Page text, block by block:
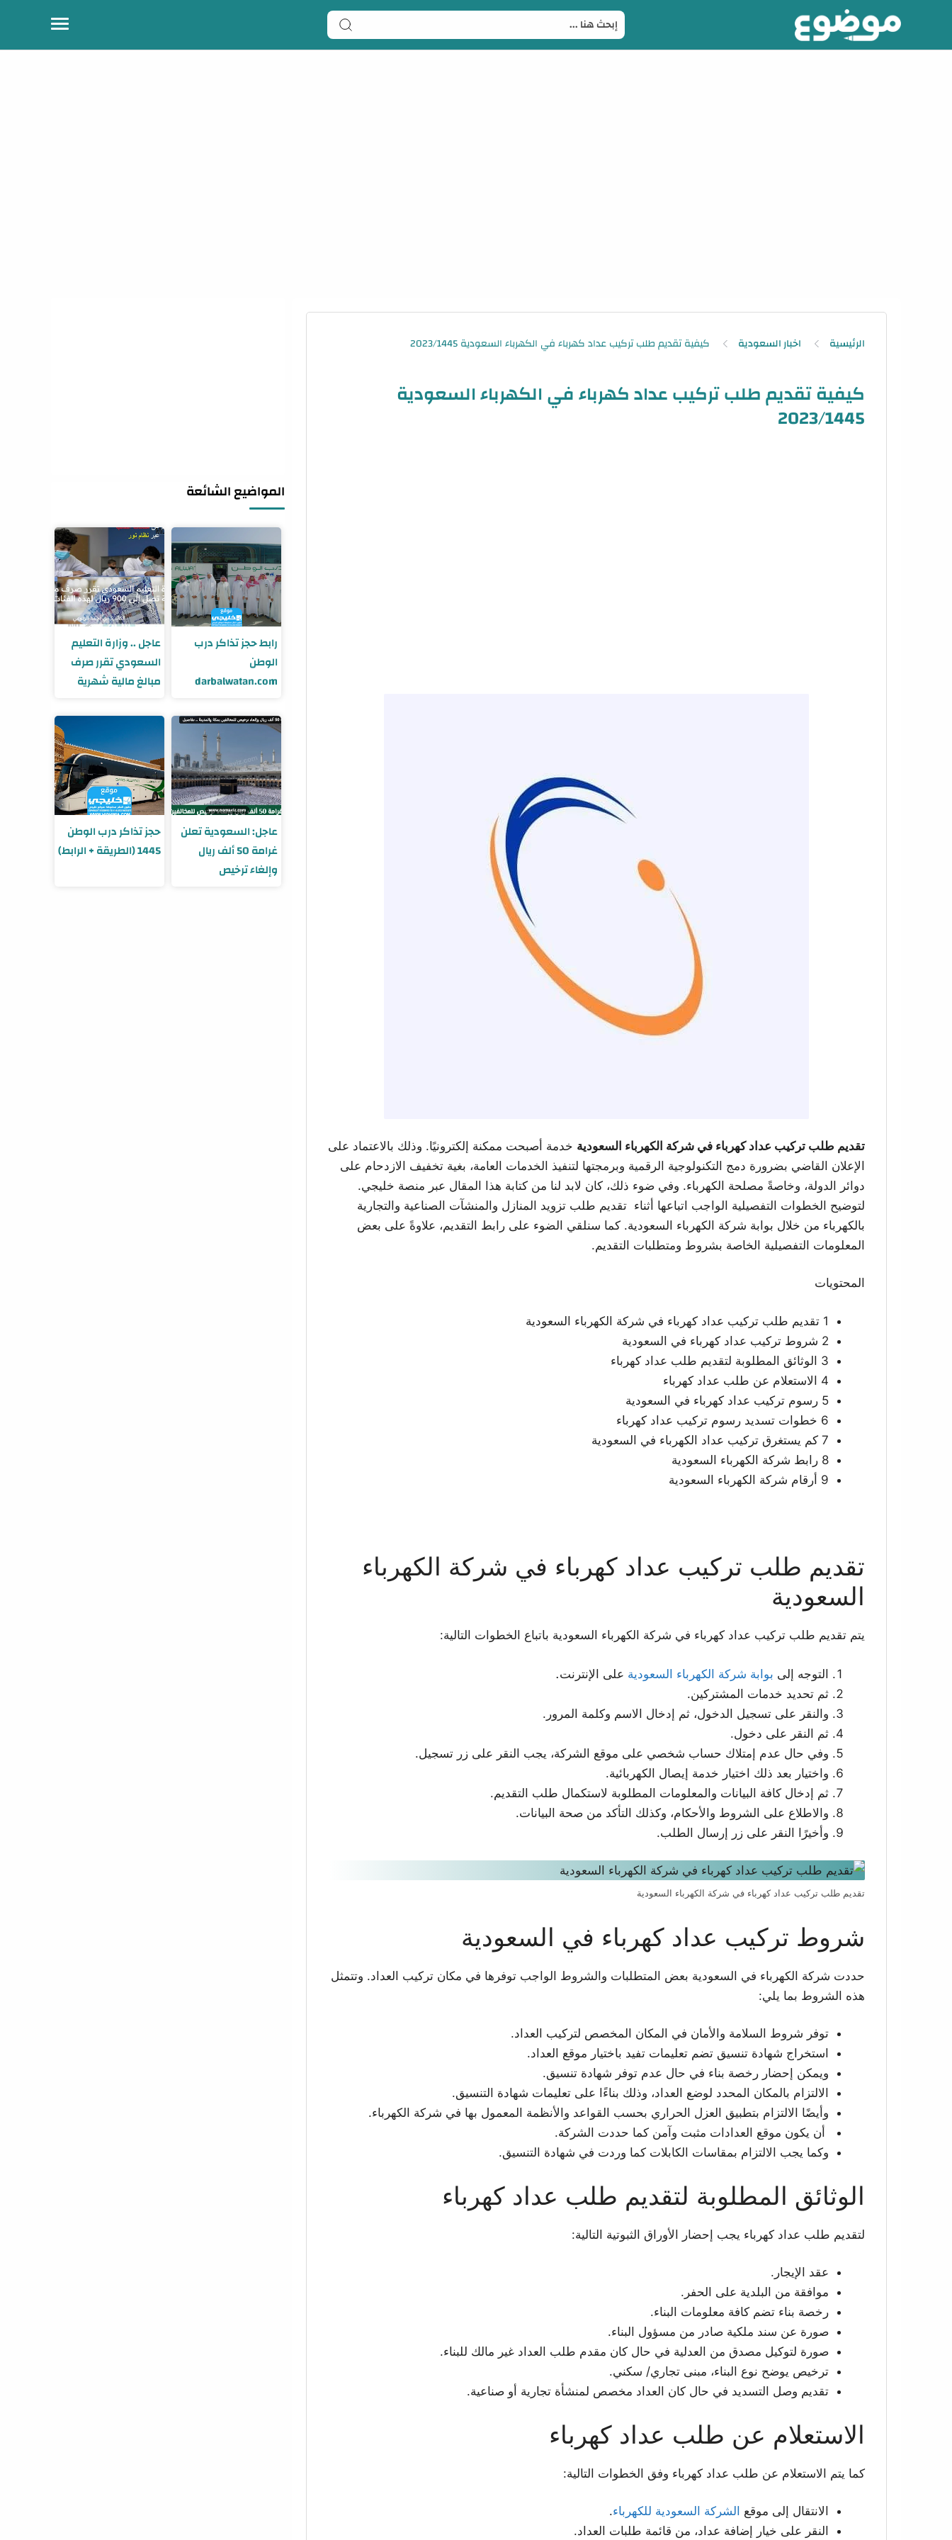
الرئيسية اخبار السعودية
كيفية تقديم طلب تركيب عداد كهرباء في الكهرباء السعودية
2023/1445
تقديم طلب تركيب عداد كهرباء في شركة الكهرباء السعودية خدمة أصبحت ممكنة إلكترونيًا. وذلك بالاعتماد على
الإعلان القاضي بضرورة دمج التكنولوجية الرقمية وبرمجتها لتنفيذ الخدمات العامة، بغية تخفيف الازدحام على
دوائر الدولة، وخاصةً مصلحة الكهرباء. وفي ضوء ذلك، كان لابد لنا من كتابة هذا المقال عبر منصة خليجي.
لتوضيح الخطوات التفصيلية الواجب اتباعها أثناء تقديم طلب تزويد المنازل والمنشآت الصناعية والتجارية
بالكهرباء من خلال بوابة شركة الكهرباء السعودية. كما سنلقي الضوء على رابط التقديم، علاوةً على بعض
المعلومات التفصيلية الخاصة بشروط ومتطلبات التقديم.
المحتويات
1 تقديم طلب تركيب عداد كهرباء في شركة الكهرباء السعودية
2 شروط تركيب عداد كهرباء في السعودية
3 الوثائق المطلوبة لتقديم طلب عداد كهرباء
4 الاستعلام عن طلب عداد كهرباء
5 رسوم تركيب عداد كهرباء في السعودية
6 خطوات تسديد رسوم تركيب عداد كهرباء
7 كم يستغرق تركيب عداد الكهرباء في السعودية
8 رابط شركة الكهرباء السعودية
9 أرقام شركة الكهرباء السعودية
تقديم طلب تركيب عداد كهرباء في شركة الكهرباء
السعودية
يتم تقديم طلب تركيب عداد كهرباء في شركة الكهرباء السعودية باتباع الخطوات التالية:
التوجه إلى بوابة شركة الكهرباء السعودية على الإنترنت.
ثم تحديد خدمات المشتركين.
والنقر على تسجيل الدخول، ثم إدخال الاسم وكلمة المرور.
ثم النقر على دخول.
وفي حال عدم إمتلاك حساب شخصي على موقع الشركة، يجب النقر على زر تسجيل.
واختيار بعد ذلك اختيار خدمة إيصال الكهربائية.
ثم إدخال كافة البيانات والمعلومات المطلوبة لاستكمال طلب التقديم.
والاطلاع على الشروط والأحكام، وكذلك التأكد من صحة البيانات.
وأخيرًا النقر على زر إرسال الطلب.
تقديم طلب تركيب عداد كهرباء في شركة الكهرباء السعودية
شروط تركيب عداد كهرباء في السعودية
حددت شركة الكهرباء في السعودية بعض المتطلبات والشروط الواجب توفرها في مكان تركيب العداد. وتتمثل
هذه الشروط بما يلي:
توفر شروط السلامة والأمان في المكان المخصص لتركيب العداد.
استخراج شهادة تنسيق تضم تعليمات تفيد باختيار موقع العداد.
ويمكن إحضار رخصة بناء في حال عدم توفر شهادة تنسيق.
الالتزام بالمكان المحدد لوضع العداد، وذلك بناءًا على تعليمات شهادة التنسيق.
وأيضًا الالتزام بتطبيق العزل الحراري بحسب القواعد والأنظمة المعمول بها في شركة الكهرباء.
أن يكون موقع العدادات مثبت وآمن كما حددت الشركة.
وكما يجب الالتزام بمقاسات الكابلات كما وردت في شهادة التنسيق.
الوثائق المطلوبة لتقديم طلب عداد كهرباء
لتقديم طلب عداد كهرباء يجب إحضار الأوراق الثبوتية التالية:
عقد الإيجار.
موافقة من البلدية على الحفر.
رخصة بناء تضم كافة معلومات البناء.
صورة عن سند ملكية صادر من مسؤول البناء.
صورة لتوكيل مصدق من العدلية في حال كان مقدم طلب العداد غير مالك للبناء.
ترخيص يوضح نوع البناء، مبنى تجاري/ سكني.
تقديم وصل التسديد في حال كان العداد مخصص لمنشأة تجارية أو صناعية.
الاستعلام عن طلب عداد كهرباء
كما يتم الاستعلام عن طلب عداد كهرباء وفق الخطوات التالية:
الانتقال إلى موقع الشركة السعودية للكهرباء.
النقر على خيار إضافة عداد، من قائمة طلبات العداد.
المواضيع الشائعة
رابط حجز تذاكر درب
الوطن
darbalwatan.com
عاجل .. وزارة التعليم
السعودي تقرر صرف
مبالغ مالية شهرية
لهذه الفئات من
الطلاب
عاجل: السعودية تعلن
غرامة 50 ألف ريال
وإلغاء ترخيص
حجز تذاكر درب الوطن
1445 (الطريقة + الرابط)